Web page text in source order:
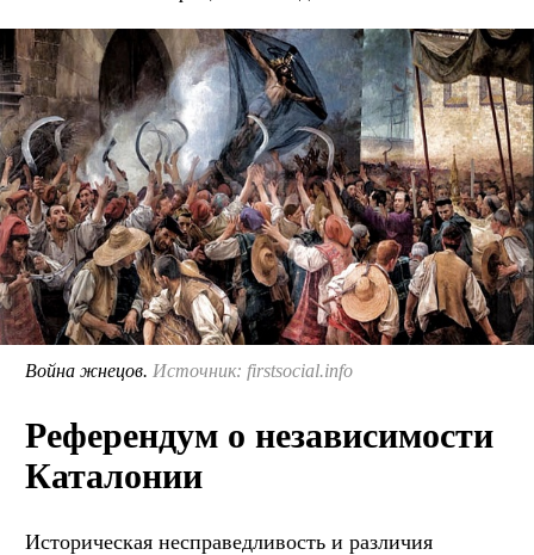
Война жнецов. Источник: firstsocial.info
Референдум о независимости
Каталонии
Историческая несправедливость и различия